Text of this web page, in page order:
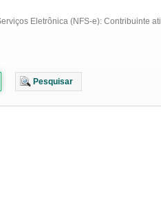
Eletrônica (NFS-e): Contribuinte
Pesquisar